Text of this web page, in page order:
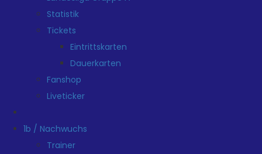
Statistik
Tickets
Eintrittskarten
Dauerkarten
Fanshop
Liveticker
1b / Nachwuchs
Trainer